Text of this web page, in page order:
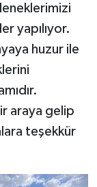
yapılıyor.
huzur ile
araya gelip
teşekkür